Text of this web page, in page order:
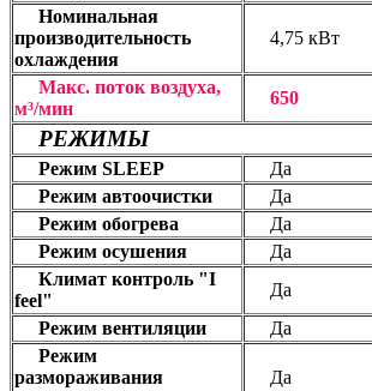
Номинальная
производительность
охлаждения
4,75 кВт
Макс. поток воздуха,
м³/мин
650
РЕЖИМЫ
Режим SLEEP Да
Режим автоочистки
Да
Режим обогрева
Да
Режим осушения
Да
Климат контроль "I
feel"
Да
Режим вентиляции
Да
Режим
размораживания
Да